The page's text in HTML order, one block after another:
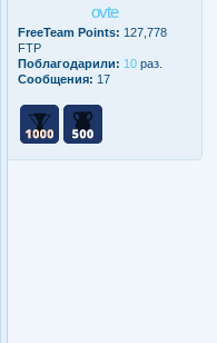
ovte
FreeTeam Points: 127,778
FTP
Поблагодарили: 10 раз.
Сообщения: 17